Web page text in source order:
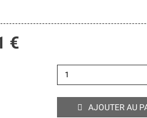
€
 AJOUTER AU